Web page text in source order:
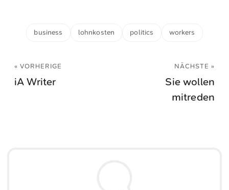
business lohnkosten politics workers
« VORHERIGE
iA Writer
NÄCHSTE »
Sie wollen
mitreden